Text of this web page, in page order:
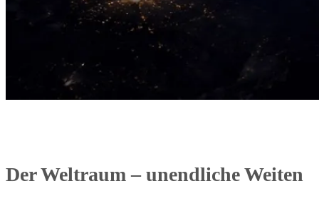
Der Weltraum – unendliche Weiten